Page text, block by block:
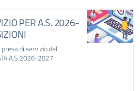
PER A.S. 2026-
di servizio del
A.S.2026-2027